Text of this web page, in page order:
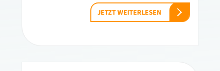
JETZT WEITERLESEN